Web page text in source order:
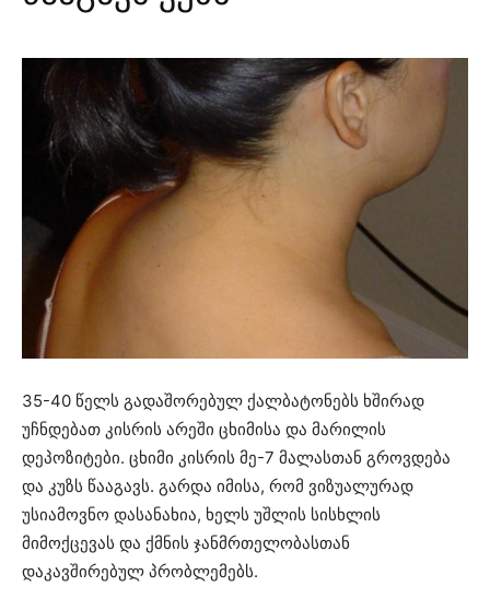
35-40 წელს გადაშორებულ ქალბატონებს ხშირად
უჩნდებათ კისრის არეში ცხიმისა და მარილის
დეპოზიტები. ცხიმი კისრის მე-7 მალასთან გროვდება
და კუზს წააგავს. გარდა იმისა, რომ ვიზუალურად
უსიამოვნო დასანახია, ხელს უშლის სისხლის
მიმოქცევას და ქმნის ჯანმრთელობასთან
დაკავშირებულ პრობლემებს.